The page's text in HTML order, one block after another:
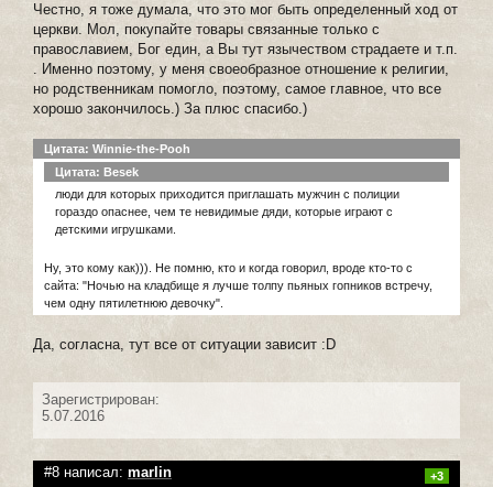
Честно, я тоже думала, что это мог быть определенный ход от
церкви. Мол, покупайте товары связанные только с
православием, Бог един, а Вы тут язычеством страдаете и т.п.
. Именно поэтому, у меня своеобразное отношение к религии,
но родственникам помогло, поэтому, самое главное, что все
хорошо закончилось.) За плюс спасибо.)
Цитата: Winnie-the-Pooh
Цитата: Besek
люди для которых приходится приглашать мужчин с полиции
гораздо опаснее, чем те невидимые дяди, которые играют с
детскими игрушками.
Ну, это кому как))). Не помню, кто и когда говорил, вроде кто-то с
сайта: "Ночью на кладбище я лучше толпу пьяных гопников встречу,
чем одну пятилетнюю девочку".
Да, согласна, тут все от ситуации зависит :D
Зарегистрирован:
5.07.2016
#8 написал: marlin +3